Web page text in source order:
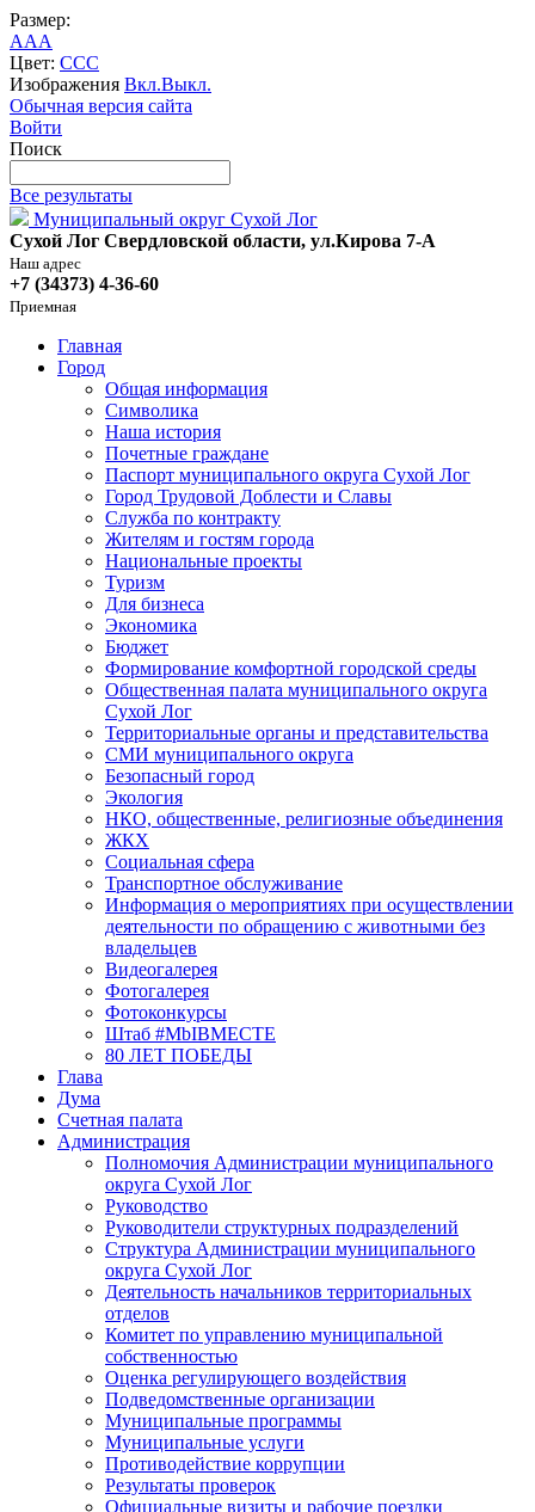
Размер:
AAA
Цвет: CCC
Изображения Вкл.Выкл.
Обычная версия сайта
Войти
Поиск
Все результаты
Муниципальный округ Сухой Лог
Сухой Лог Свердловской области, ул.Кирова 7-А
Наш адрес
+7 (34373) 4-36-60
Приемная
Главная
Город
Общая информация
Символика
Наша история
Почетные граждане
Паспорт муниципального округа Сухой Лог
Город Трудовой Доблести и Славы
Служба по контракту
Жителям и гостям города
Национальные проекты
Туризм
Для бизнеса
Экономика
Бюджет
Формирование комфортной городской среды
Общественная палата муниципального округа
Сухой Лог
Территориальные органы и представительства
СМИ муниципального округа
Безопасный город
Экология
НКО, общественные, религиозные объединения
ЖКХ
Социальная сфера
Транспортное обслуживание
Информация о мероприятиях при осуществлении
деятельности по обращению с животными без
владельцев
Видеогалерея
Фотогалерея
Фотоконкурсы
Штаб #MbIBMECTE
80 ЛЕТ ПОБЕДЫ
Глава
Дума
Счетная палата
Администрация
Полномочия Администрации муниципального
округа Сухой Лог
Руководство
Руководители структурных подразделений
Структура Администрации муниципального
округа Сухой Лог
Деятельность начальников территориальных
отделов
Комитет по управлению муниципальной
собственностью
Оценка регулирующего воздействия
Подведомственные организации
Муниципальные программы
Муниципальные услуги
Противодействие коррупции
Результаты проверок
Официальные визиты и рабочие поездки